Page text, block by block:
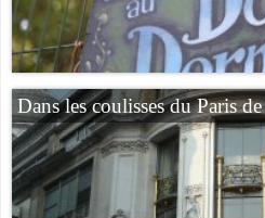
Dans les coulisses du Paris